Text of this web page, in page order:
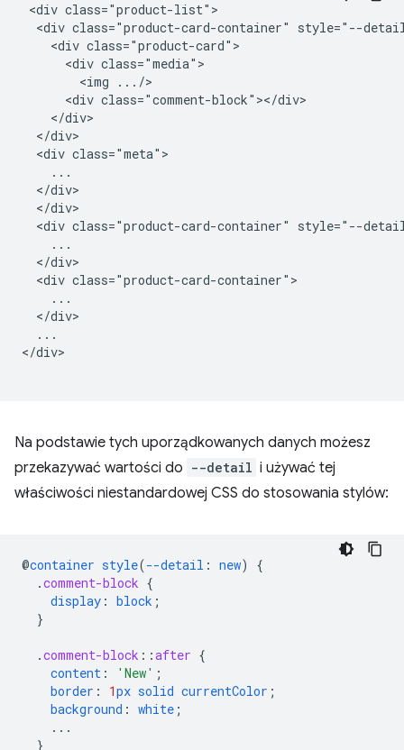
<div class="product-list">
<div class="product-card-container" style="--
    <div class="product-card">
      <div class="media">
        <img .../>
      <div class="comment-block"></div>
    </div>
  </div>
  <div class="meta">
    ...
  </div>
  </div>
<div class="product-card-container" style="--
    ...
  </div>
  <div class="product-card-container">
    ...
  </div>
  ...
</div>
Na podstawie tych uporządkowanych danych możesz
przekazywać wartości do --detail i używać tej
właściwości niestandardowej CSS do stosowania stylów:
@container style(--detail : new)
{
.comment-block {
display : block ;
}
.comment-block ::after {
content : 'New' ;
border : 1px solid currentColor ;
background : white ;
...
}